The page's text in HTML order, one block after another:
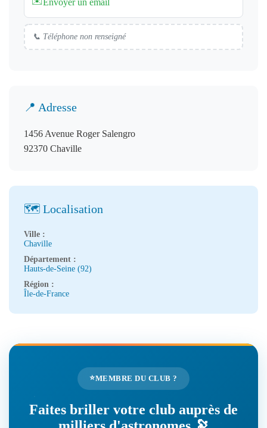
📞 Téléphone non renseigné
📍 Adresse
1456 Avenue Roger Salengro
92370 Chaville
🗺️ Localisation
Ville :
Chaville
Département :
Hauts-de-Seine (92)
Région :
Île-de-France
⭐MEMBRE DU CLUB ?
Faites briller votre club auprès de